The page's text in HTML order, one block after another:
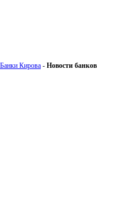
Банки Кирова - Новости банков